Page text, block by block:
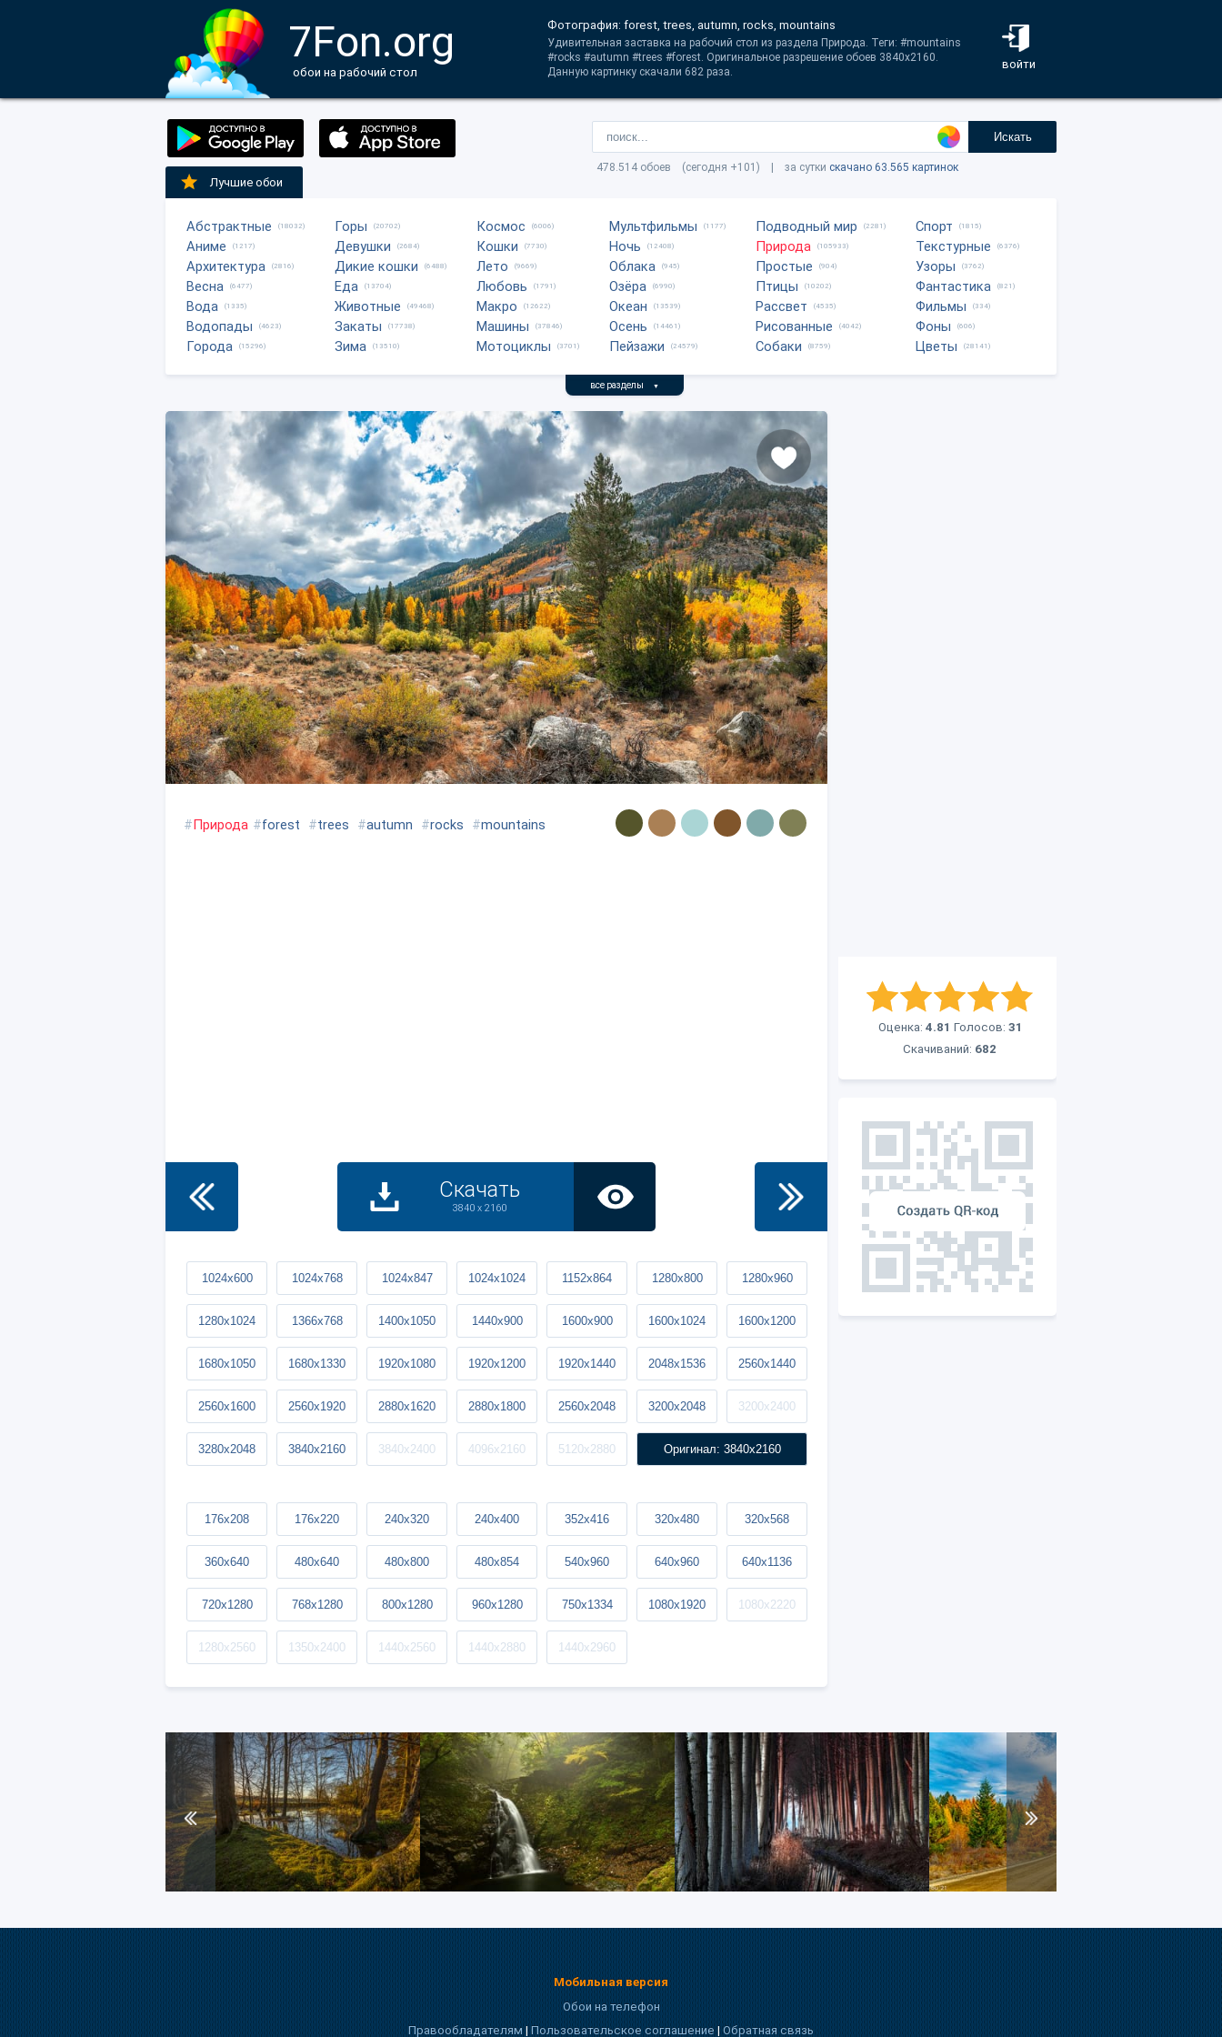
7Fon.org
обои на рабочий стол
войти
Фотография: forest, trees, autumn, rocks, mountains
Удивительная заставка на рабочий стол из раздела Природа. Теги: #mountains
#rocks #autumn #trees #forest. Оригинальное разрешение обоев 3840x2160.
Данную картинку скачали 682 раза.
Искать
478.514 обоев (сегодня +101) | за сутки скачано 63.565 картинок
Лучшие обои
Абстрактные (18032)
Аниме (1217)
Архитектура (2816)
Весна (6477)
Вода (1335)
Водопады (4623)
Города (15296)
Горы (20702)
Девушки (2684)
Дикие кошки (6488)
Еда (13704)
Животные (49468)
Закаты (17738)
Зима (13510)
Космос (6006)
Кошки (7730)
Лето (9669)
Любовь (1791)
Макро (12622)
Машины (37846)
Мотоциклы (3701)
Мультфильмы (1177)
Ночь (12408)
Облака (945)
Озёра (6990)
Океан (13539)
Осень (14461)
Пейзажи (24579)
Подводный мир (2281)
Природа (105933)
Простые (904)
Птицы (10202)
Рассвет (4535)
Рисованные (4042)
Собаки (8759)
Спорт (1815)
Текстурные (6376)
Узоры (3762)
Фантастика (821)
Фильмы (334)
Фоны (606)
Цветы (28141)
все разделы ▼
Оценка: 4.81 Голосов: 31
Скачиваний: 682
#Природа #forest #trees #autumn #rocks #mountains
Скачать
3840 x 2160
1024x600 1024x768 1024x847 1024x1024 1152x864 1280x800 1280x960
1280x1024 1366x768 1400x1050 1440x900 1600x900 1600x1024 1600x1200
1680x1050 1680x1330 1920x1080 1920x1200 1920x1440 2048x1536 2560x1440
2560x1600 2560x1920 2880x1620 2880x1800 2560x2048 3200x2048 3200x2400
3280x2048 3840x2160 3840x2400 4096x2160 5120x2880 Оригинал: 3840x2160
176x208 176x220 240x320 240x400 352x416 320x480 320x568
360x640 480x640 480x800 480x854 540x960 640x960 640x1136
720x1280 768x1280 800x1280 960x1280 750x1334 1080x1920 1080x2220
1280x2560 1350x2400 1440x2560 1440x2880 1440x2960
Мобильная версия
Обои на телефон
Правообладателям|Пользовательское соглашение|Обратная связь